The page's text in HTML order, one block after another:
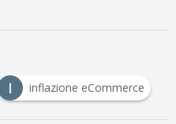
I inflazione eCommerce